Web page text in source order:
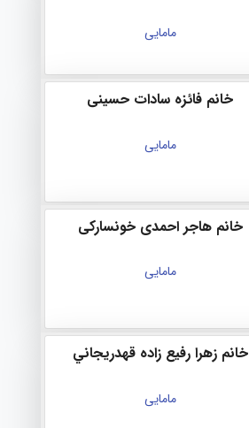
مامایی
خانم فائزه سادات حسینی
مامایی
خانم هاجر احمدی خونسارکی
مامایی
خانم زهرا رفيع زاده قهدريجاني
مامایی